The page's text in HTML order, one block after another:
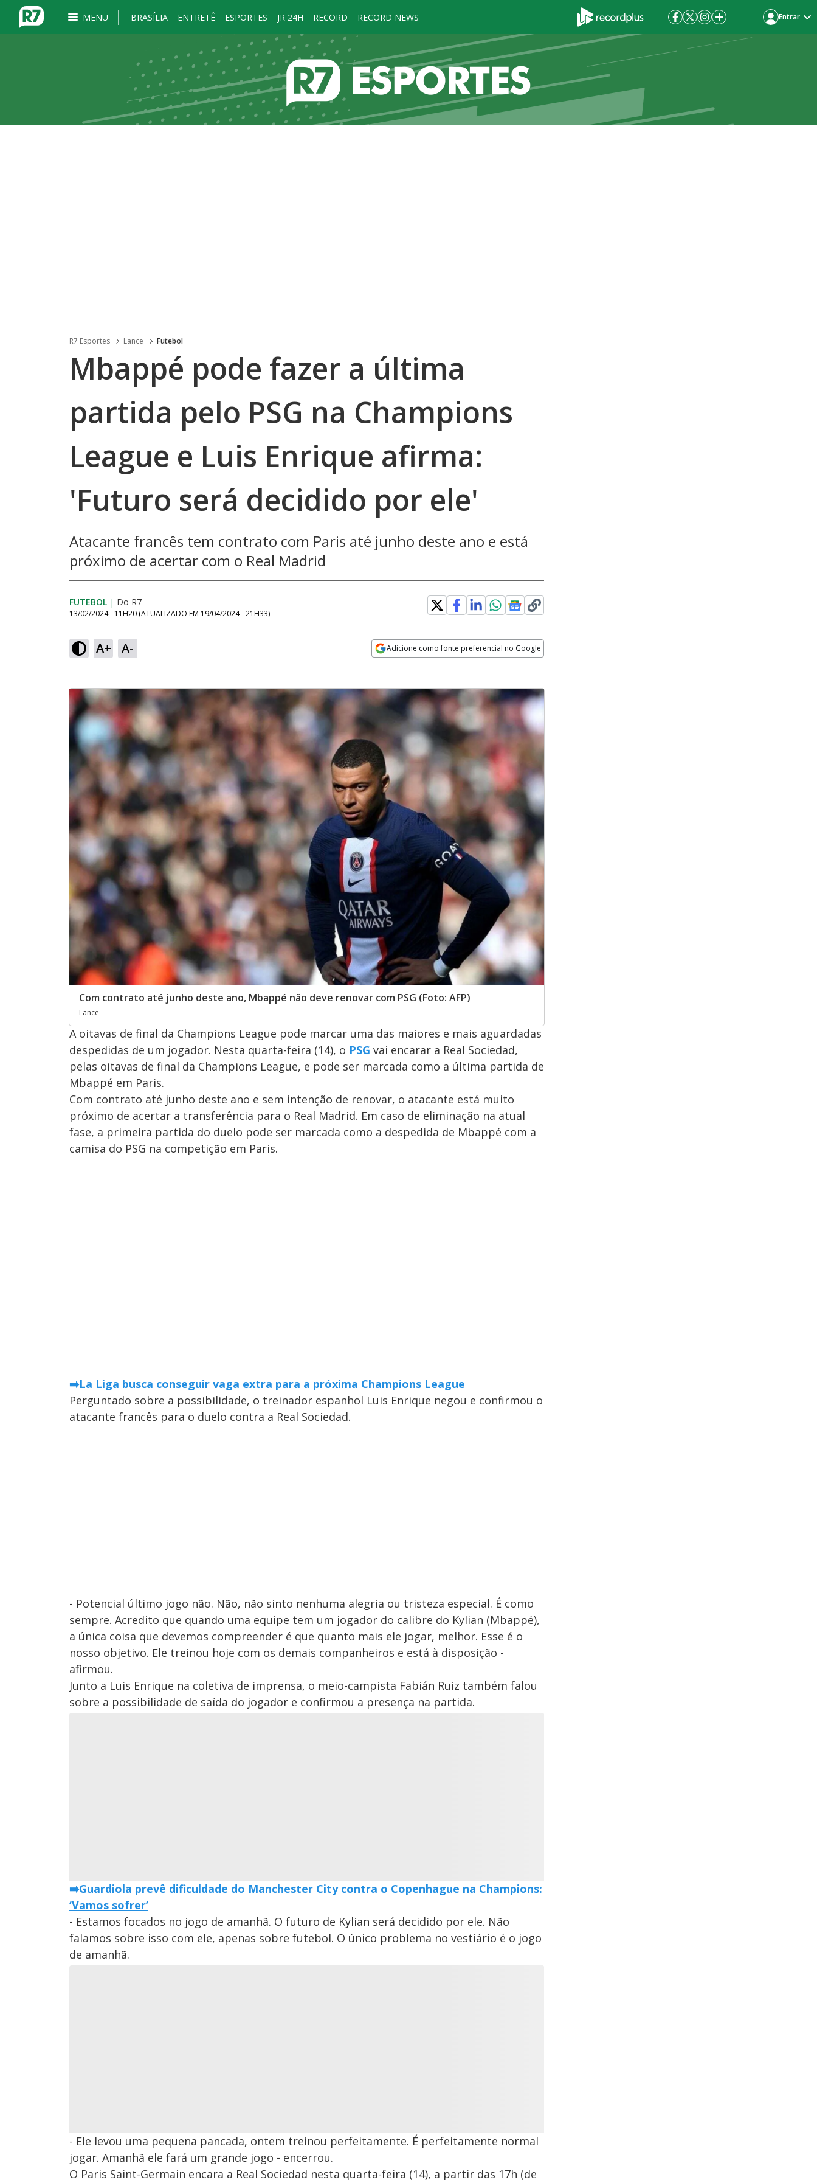
MENU BRASÍLIA ENTRETÊ ESPORTES JR 24H RECORD RECORD NEWS Entrar
R7 Esportes Lance Futebol
Mbappé pode fazer a última
partida pelo PSG na Champions
League e Luis Enrique afirma:
'Futuro será decidido por ele'
Atacante francês tem contrato com Paris até junho deste ano e está
próximo de acertar com o Real Madrid
FUTEBOL | Do R7
13/02/2024 - 11H20 (ATUALIZADO EM 19/04/2024 - 21H33)
A+ A- Adicione como fonte preferencial no Google
Com contrato até junho deste ano, Mbappé não deve renovar com PSG (Foto: AFP)
Lance
A oitavas de final da Champions League pode marcar uma das maiores e mais aguardadas
despedidas de um jogador. Nesta quarta-feira (14), o PSG vai encarar a Real Sociedad,
pelas oitavas de final da Champions League, e pode ser marcada como a última partida de
Mbappé em Paris.
Com contrato até junho deste ano e sem intenção de renovar, o atacante está muito
próximo de acertar a transferência para o Real Madrid. Em caso de eliminação na atual
fase, a primeira partida do duelo pode ser marcada como a despedida de Mbappé com a
camisa do PSG na competição em Paris.
➡️La Liga busca conseguir vaga extra para a próxima Champions League
Perguntado sobre a possibilidade, o treinador espanhol Luis Enrique negou e confirmou o
atacante francês para o duelo contra a Real Sociedad.
- Potencial último jogo não. Não, não sinto nenhuma alegria ou tristeza especial. É como
sempre. Acredito que quando uma equipe tem um jogador do calibre do Kylian (Mbappé),
a única coisa que devemos compreender é que quanto mais ele jogar, melhor. Esse é o
nosso objetivo. Ele treinou hoje com os demais companheiros e está à disposição -
afirmou.
Junto a Luis Enrique na coletiva de imprensa, o meio-campista Fabián Ruiz também falou
sobre a possibilidade de saída do jogador e confirmou a presença na partida.
➡️Guardiola prevê dificuldade do Manchester City contra o Copenhague na Champions:
‘Vamos sofrer’
- Estamos focados no jogo de amanhã. O futuro de Kylian será decidido por ele. Não
falamos sobre isso com ele, apenas sobre futebol. O único problema no vestiário é o jogo
de amanhã.
- Ele levou uma pequena pancada, ontem treinou perfeitamente. É perfeitamente normal
jogar. Amanhã ele fará um grande jogo - encerrou.
O Paris Saint-Germain encara a Real Sociedad nesta quarta-feira (14), a partir das 17h (de